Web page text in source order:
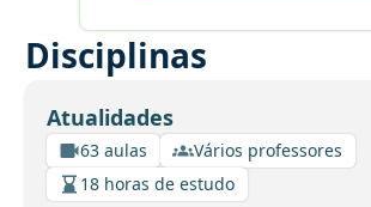
Disciplinas
Atualidades
63 aulas
Vários professores
18 horas de estudo